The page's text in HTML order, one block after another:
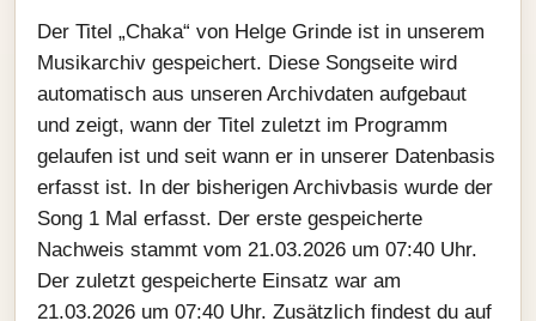
Der Titel „Chaka“ von Helge Grinde ist in unserem
Musikarchiv gespeichert. Diese Songseite wird
automatisch aus unseren Archivdaten aufgebaut
und zeigt, wann der Titel zuletzt im Programm
gelaufen ist und seit wann er in unserer Datenbasis
erfasst ist. In der bisherigen Archivbasis wurde der
Song 1 Mal erfasst. Der erste gespeicherte
Nachweis stammt vom 21.03.2026 um 07:40 Uhr.
Der zuletzt gespeicherte Einsatz war am
21.03.2026 um 07:40 Uhr. Zusätzlich findest du auf